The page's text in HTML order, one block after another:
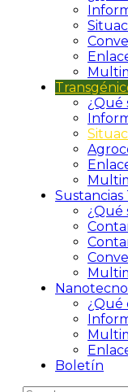
¿Qué
Sustancias
¿Qué
¿Qué
Boletín